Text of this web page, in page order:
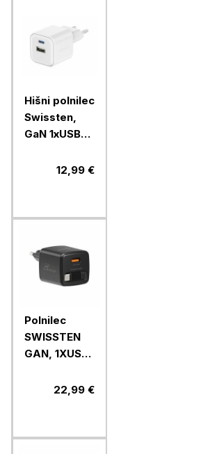
Hišni polnilec
Swissten,
GaN 1xUSB-C
PD,1xUSB-A
12,99 €
Polnilec
SWISSTEN
GAN, 1XUSB-
C kabel,22,99 €